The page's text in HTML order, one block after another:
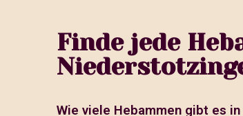
Finde jede
Wie viele Hebammen gibt es